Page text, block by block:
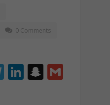
0 Comments
T Li S G